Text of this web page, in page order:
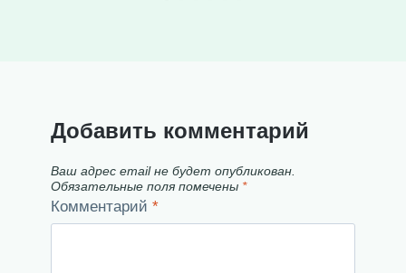
Добавить комментарий
Ваш адрес email не будет опубликован.
Обязательные поля помечены *
Комментарий *